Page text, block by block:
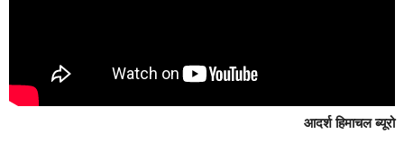
आदर्श हिमाचल ब्यूरो